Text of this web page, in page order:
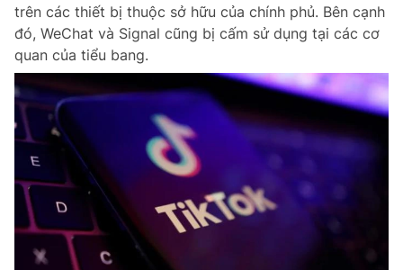
trên các thiết bị thuộc sở hữu của chính phủ. Bên cạnh
đó, WeChat và Signal cũng bị cấm sử dụng tại các cơ
quan của tiểu bang.